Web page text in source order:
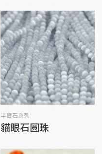
半寶石系列
貓眼石圓珠